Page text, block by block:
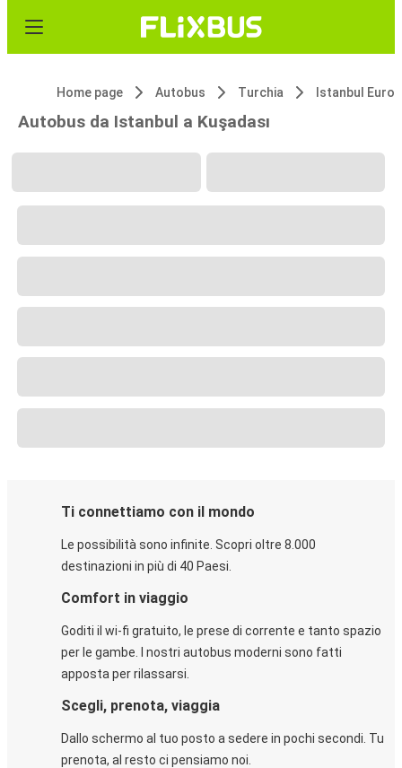
Home page Autobus Turchia Istanbul
Autobus da Istanbul a Kuşadası
Ti connettiamo con il mondo
Le possibilità sono infinite. Scopri oltre 8.000
destinazioni in più di 40 Paesi.
Comfort in viaggio
Goditi il wi-fi gratuito, le prese di corrente e tanto spazio
per le gambe. I nostri autobus moderni sono fatti
apposta per rilassarsi.
Scegli, prenota, viaggia
Dallo schermo al tuo posto a sedere in pochi secondi. Tu
prenota, al resto ci pensiamo noi.